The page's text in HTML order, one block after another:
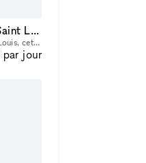
Boutique Éphémère sur l'Île Saint Louis à Paris
Niché au cœur de Paris, sur l'île Saint Louis, cet espace de 100m2 sur rue est parfaitement adapté aux événements éphémères tels que des pop-up store, showrooms, des présentations d'art et des événe
par jour